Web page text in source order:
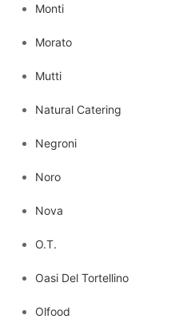
Monti
Morato
Mutti
Natural Catering
Negroni
Noro
Nova
O.T.
Oasi Del Tortellino
Olfood